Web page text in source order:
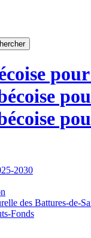
2030
des Battures-de-
Fonds